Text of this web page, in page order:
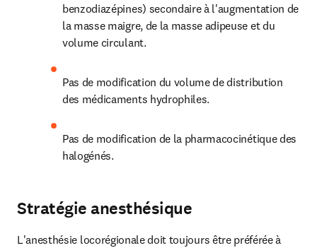
benzodiazépines) secondaire à l'augmentation de
la masse maigre, de la masse adipeuse et du
volume circulant.
Pas de modification du volume de distribution
des médicaments hydrophiles.
Pas de modification de la pharmacocinétique des
halogénés.
Stratégie anesthésique
L'anesthésie locorégionale doit toujours être préférée à